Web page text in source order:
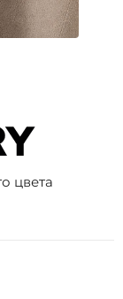
цвета